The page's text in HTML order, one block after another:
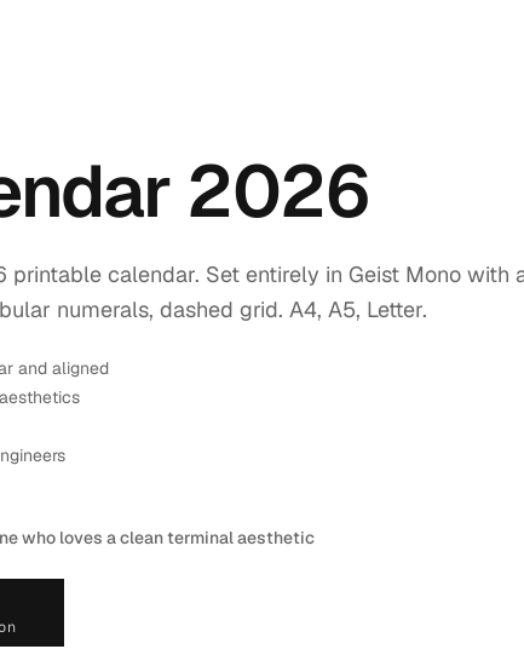
2026
calendar. Set entirely in Geist Mono with
numerals, dashed grid. A4, A5, Letter.
and aligned
who loves a clean terminal aesthetic